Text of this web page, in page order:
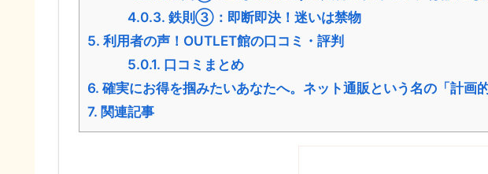
4.0.3. 鉄則③：即断即決！迷いは禁物
5. 利用者の声！OUTLET館の口コミ・評判
5.0.1. 口コミまとめ
6. 確実にお得を掴みたいあなたへ。ネット通販という名の「計画的
7. 関連記事